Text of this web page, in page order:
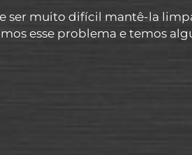
ser muito difícil mantê-la
esse problema e temos
sobre como ter uma
armários...